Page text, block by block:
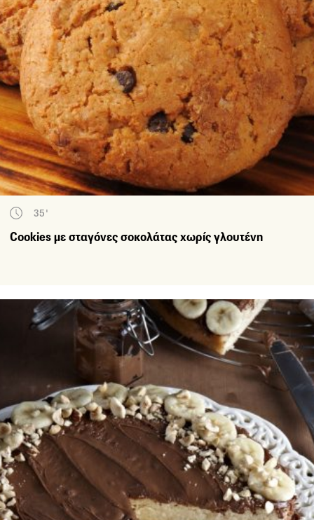
35'
Cookies με σταγόνες σοκολάτας χωρίς γλουτένη